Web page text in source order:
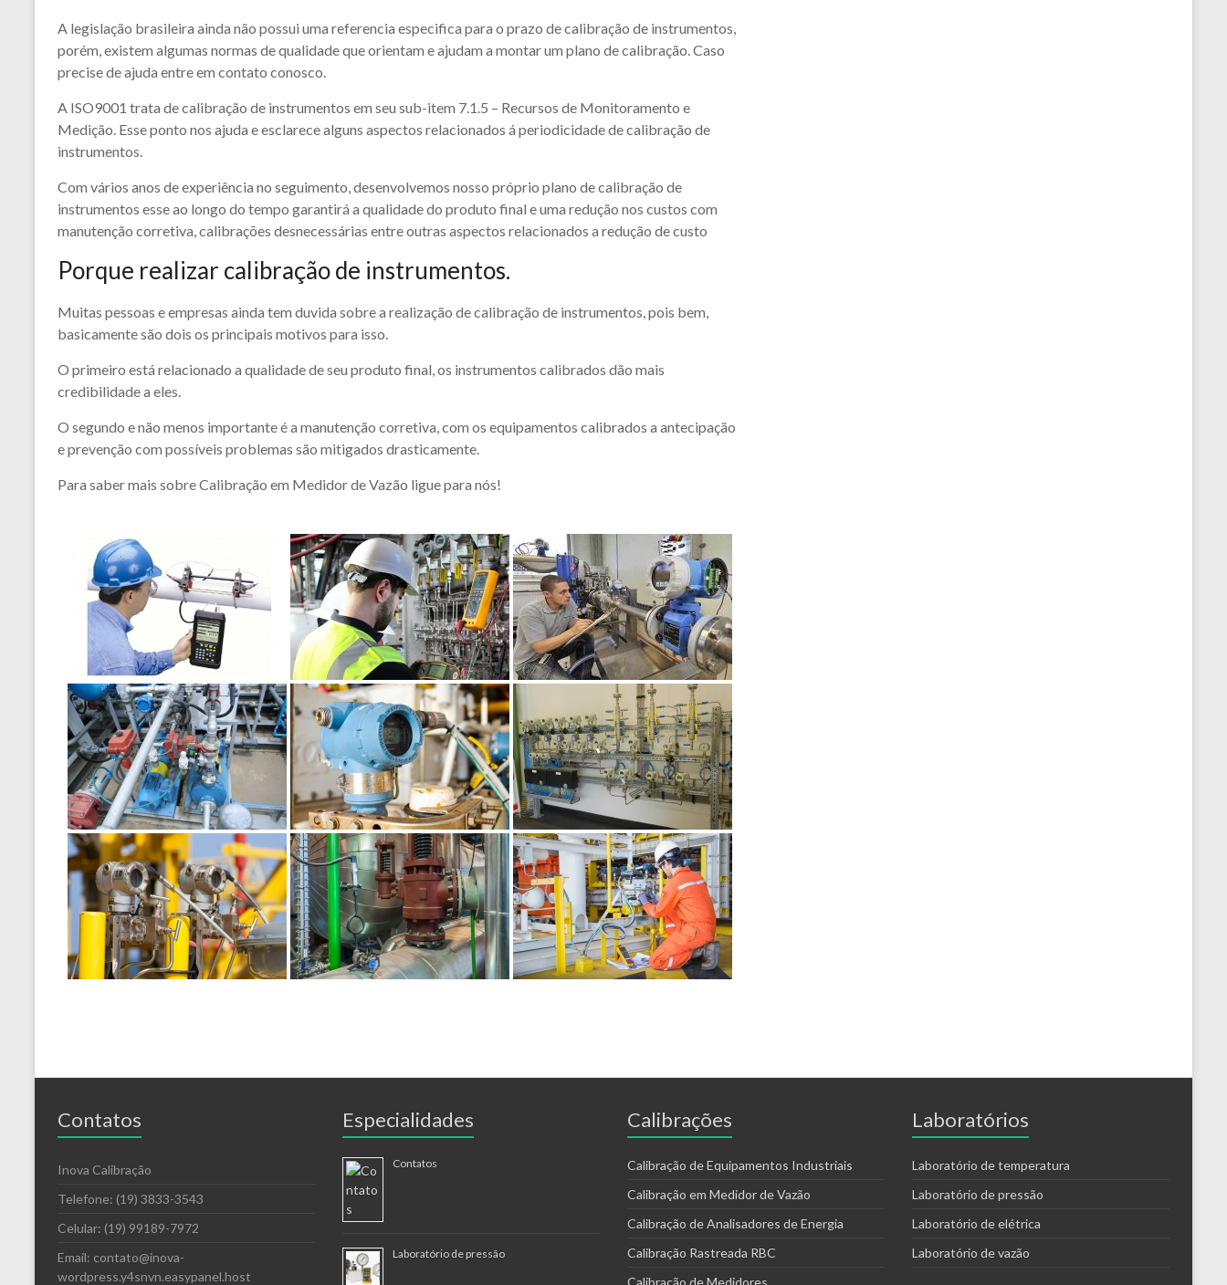
A legislação brasileira ainda não possui uma referencia especifica para o prazo de calibração de instrumentos,
porém, existem algumas normas de qualidade que orientam e ajudam a montar um plano de calibração. Caso
precise de ajuda entre em contato conosco.
A ISO9001 trata de calibração de instrumentos em seu sub-item 7.1.5 – Recursos de Monitoramento e
Medição. Esse ponto nos ajuda e esclarece alguns aspectos relacionados á periodicidade de calibração de
instrumentos.
Com vários anos de experiência no seguimento, desenvolvemos nosso próprio plano de calibração de
instrumentos esse ao longo do tempo garantirá a qualidade do produto final e uma redução nos custos com
manutenção corretiva, calibrações desnecessárias entre outras aspectos relacionados a redução de custo
Porque realizar calibração de instrumentos.
Muitas pessoas e empresas ainda tem duvida sobre a realização de calibração de instrumentos, pois bem,
basicamente são dois os principais motivos para isso.
O primeiro está relacionado a qualidade de seu produto final, os instrumentos calibrados dão mais
credibilidade a eles.
O segundo e não menos importante é a manutenção corretiva, com os equipamentos calibrados a antecipação
e prevenção com possíveis problemas são mitigados drasticamente.
Para saber mais sobre Calibração em Medidor de Vazão ligue para nós!
Contatos
Inova Calibração
Telefone: (19) 3833-3543
Celular: (19) 99189-7972
Email: contato@inova-
wordpress.y4snvn.easypanel.host
Especialidades
Contatos
Laboratório de pressão
Calibrações
Calibração de Equipamentos Industriais
Calibração em Medidor de Vazão
Calibração de Analisadores de Energia
Calibração Rastreada RBC
Calibração de Medidores
Laboratórios
Laboratório de temperatura
Laboratório de pressão
Laboratório de elétrica
Laboratório de vazão